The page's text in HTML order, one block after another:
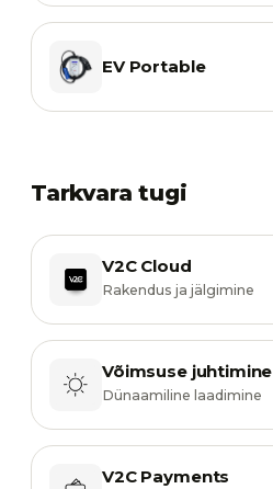
EV Portable
Tarkvara tugi
V2C Cloud
Rakendus ja jälgimine
Võimsuse juhtimine
Dünaamiline laadimine
V2C Payments